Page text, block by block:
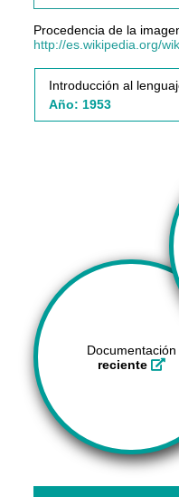
Procedencia de la
http://es.wikipedia.org/
Introducción al
Año: 1953
Documentación
reciente